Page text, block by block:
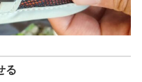
る